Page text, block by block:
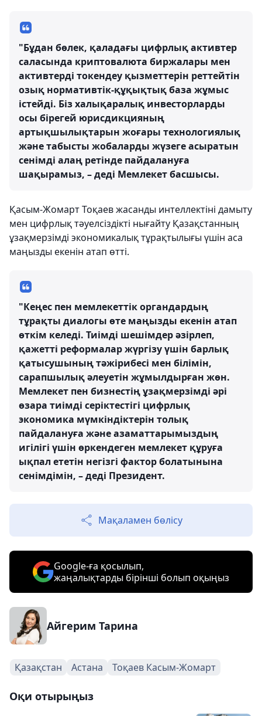
"Бұдан бөлек, қаладағы цифрлық активтер
саласында криптовалюта биржалары мен
активтерді токендеу қызметтерін реттейтін
озық нормативтік-құқықтық база жұмыс
істейді. Біз халықаралық инвесторларды
осы бірегей юрисдикцияның
артықшылықтарын жоғары технологиялық
және табысты жобаларды жүзеге асыратын
сенімді алаң ретінде пайдалануға
шақырамыз, – деді Мемлекет басшысы.
Қасым-Жомарт Тоқаев жасанды интеллектіні дамыту
мен цифрлық тәуелсіздікті нығайту Қазақстанның
ұзақмерзімді экономикалық тұрақтылығы үшін аса
маңызды екенін атап өтті.
"Кеңес пен мемлекеттік органдардың
тұрақты диалогы өте маңызды екенін атап
өткім келеді. Тиімді шешімдер әзірлеп,
қажетті реформалар жүргізу үшін барлық
қатысушының тәжірибесі мен білімін,
сарапшылық әлеуетін жұмылдырған жөн.
Мемлекет пен бизнестің ұзақмерзімді әрі
өзара тиімді серіктестігі цифрлық
экономика мүмкіндіктерін толық
пайдалануға және азаматтарымыздың
игілігі үшін өркендеген мемлекет құруға
ықпал ететін негізгі фактор болатынына
сенімдімін, – деді Президент.
Мақаламен бөлісу
Google-ға қосылып,
жаңалықтарды бірінші болып оқыңыз
Айгерим Тарина
Қазақстан Астана Тоқаев Касым-Жомарт
Оқи отырыңыз